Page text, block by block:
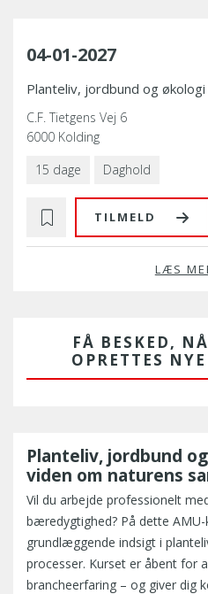
04-01-2027
Planteliv, jordbund og økologi
C.F. Tietgens Vej 6
6000 Kolding
15 dage
Daghold
TILMELD
LÆS
FÅ BESKED,
OPRETTES
Planteliv, jordbund
viden om naturens
Vil du arbejde professionelt
bæredygtighed? På dette
grundlæggende indsigt i
processer. Kurset er åbent for
brancheerfaring – og giver dig